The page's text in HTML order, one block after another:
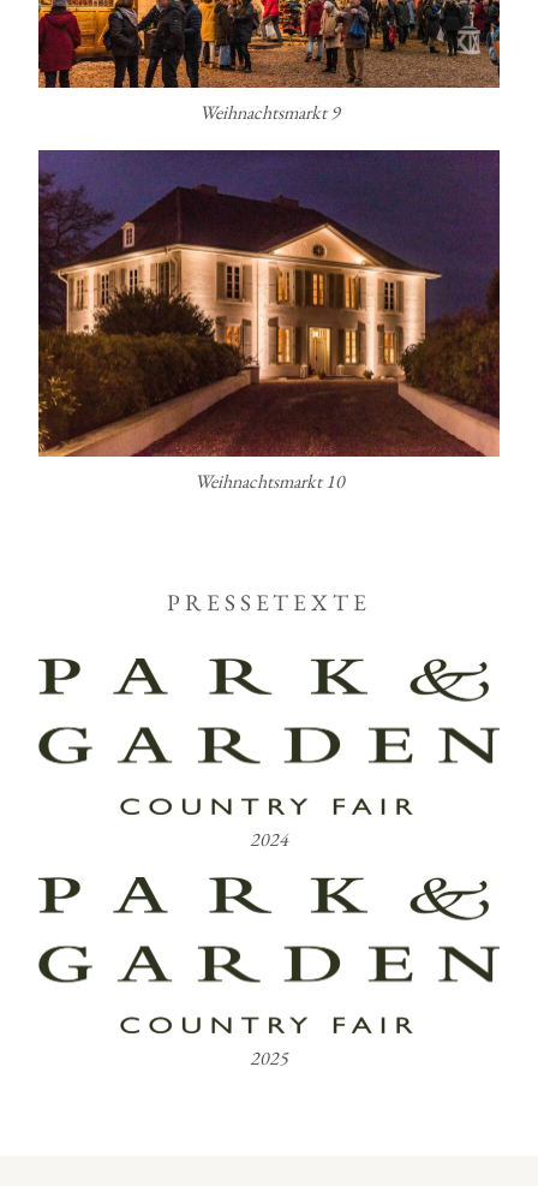
Weihnachtsmarkt 9
Weihnachtsmarkt 10
PRESSETEXTE
2024
2025